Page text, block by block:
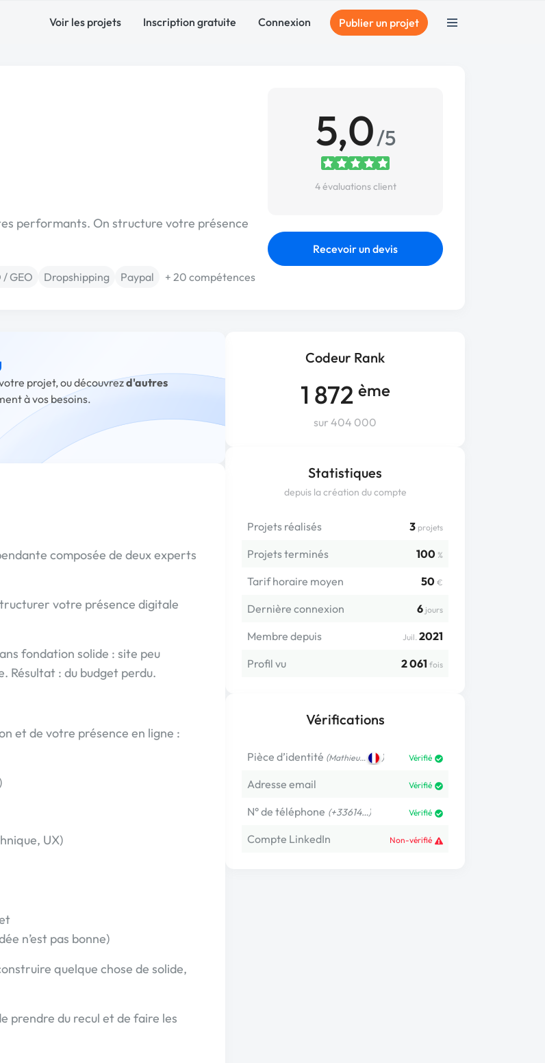
Voir les projets Inscription gratuite Connexion Publier un projet
performants. On structure votre présence
/ GEO Dropshipping Paypal + 20 compétences
5,0/5
4 évaluations client
Recevoir un devis
Codeur Rank
1 872 ème
sur 404 000
Statistiques
depuis la création du compte
Projets réalisés 3 projets
Projets terminés 100 %
Tarif horaire moyen 50 €
Dernière connexion 6 jours
Membre depuis Juil. 2021
Profil vu
2 061 fois
Vérifications
Pièce d’identité (Mathieu… ) Vérifié
Adresse email Vérifié
N° de téléphone (+33614…) Vérifié
Compte LinkedIn Non-vérifié
projet, ou découvrezd'autres
à vos besoins.
composée de deux experts
votre présence digitale
fondation solide : site peu
Résultat : du budget perdu.
et de votre présence en ligne :
UX)
n’est pas bonne)
quelque chose de solide,
prendre du recul et de faire les